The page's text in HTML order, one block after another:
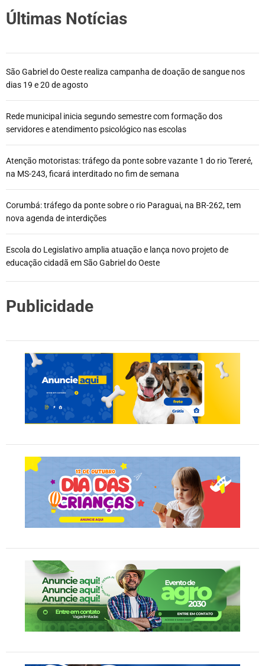
Últimas Notícias
São Gabriel do Oeste realiza campanha de doação de sangue nos
dias 19 e 20 de agosto
Rede municipal inicia segundo semestre com formação dos
servidores e atendimento psicológico nas escolas
Atenção motoristas: tráfego da ponte sobre vazante 1 do rio Tereré,
na MS-243, ficará interditado no fim de semana
Corumbá: tráfego da ponte sobre o rio Paraguai, na BR-262, tem
nova agenda de interdições
Escola do Legislativo amplia atuação e lança novo projeto de
educação cidadã em São Gabriel do Oeste
Publicidade